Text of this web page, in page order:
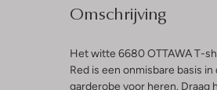
Omschrijving
Het witte 6680 OTTAWA T-
Red is een onmisbare basis in
garderobe voor heren. Draag